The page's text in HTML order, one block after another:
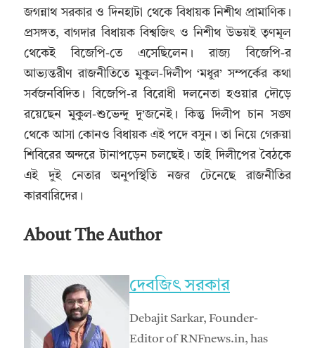
জগন্নাথ সরকার ও দিনহাটা থেকে বিধায়ক নিশীথ প্রামাণিক।
প্রসঙ্গত, বাগদার বিধায়ক বিশ্বজিৎ ও নিশীথ উভয়ই তৃণমূল
থেকেই বিজেপি-তে এসেছিলেন। রাজ্য বিজেপি-র
আভ্যন্তরীণ রাজনীতিতে মুকুল-দিলীপ ‘মধুর’ সম্পর্কের কথা
সর্বজনবিদিত। বিজেপি-র বিরোধী দলনেতা হওয়ার দৌড়ে
রয়েছেন মুকুল-শুভেন্দু দু’জনেই। কিন্তু দিলীপ চান সঙ্ঘ
থেকে আসা কোনও বিধায়ক এই পদে বসুন। তা নিয়ে গেরুয়া
শিবিরের অন্দরে টানাপড়েন চলছেই। তাই দিলীপের বৈঠকে
এই দুই নেতার অনুপস্থিতি নজর টেনেছে রাজনীতির
কারবারিদের।
About The Author
দেবজিৎ সরকার
Debajit Sarkar, Founder-
Editor of RNFnews.in, has